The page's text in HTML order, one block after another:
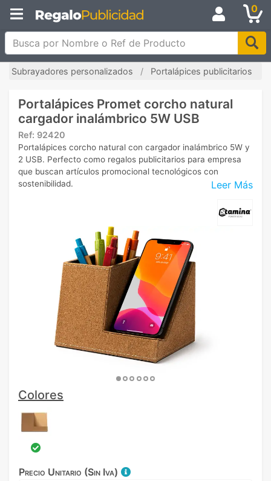
0
Busca por Nombre o Ref de Producto
Subrayadores personalizados Portalápices publicitarios
Portalápices Promet corcho natural
cargador inalámbrico 5W USB
Ref: 92420
Leer Más
Portalápices corcho natural con cargador inalámbrico 5W y
2 USB. Perfecto como regalos publicitarios para empresa
que buscan artículos promocional tecnológicos con
sostenibilidad.
Colores
Precio Unitario (Sin Iva)